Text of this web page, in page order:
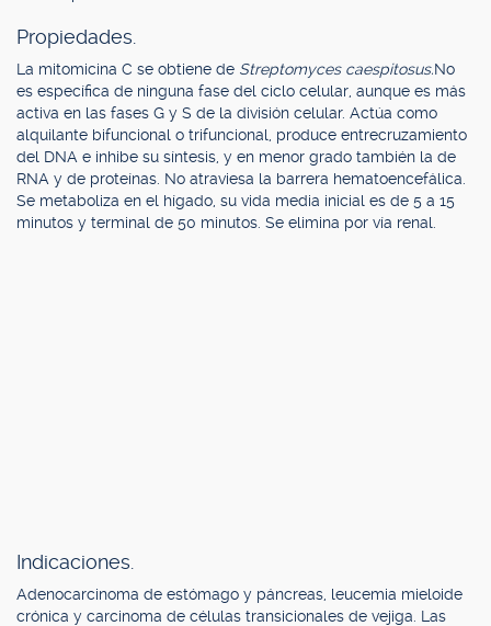
Propiedades.
La mitomicina C se obtiene de Streptomyces caespitosus.No
es específica de ninguna fase del ciclo celular, aunque es más
activa en las fases G y S de la división celular. Actúa como
alquilante bifuncional o trifuncional, produce entrecruzamiento
del DNA e inhibe su síntesis, y en menor grado también la de
RNA y de proteínas. No atraviesa la barrera hematoencefálica.
Se metaboliza en el hígado, su vida media inicial es de 5 a 15
minutos y terminal de 50 minutos. Se elimina por vía renal.
Indicaciones.
Adenocarcinoma de estómago y páncreas, leucemia mieloide
crónica y carcinoma de células transicionales de vejiga. Las